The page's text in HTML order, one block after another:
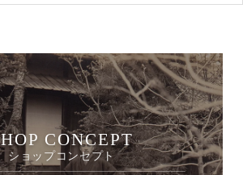
CONCEPT
ショップコンセプト